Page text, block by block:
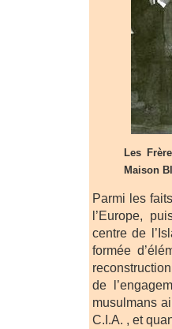
Les
Maison
Parmi les
l’Europe,
centre de
formée
de
musulmans
C.I.A. , et